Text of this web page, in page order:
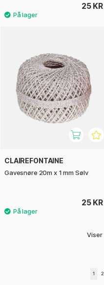
25 KR
CLAIREFONTAINE
Gavesnøre 20m x 1 mm Sølv
25 KR
Viser
1 2